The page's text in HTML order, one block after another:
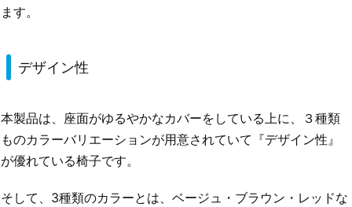
ます。
デザイン性
本製品は、座面がゆるやかなカバーをしている上に、３種類
ものカラーバリエーションが用意されていて『デザイン性』
が優れている椅子です。
そして、3種類のカラーとは、ベージュ・ブラウン・レッドな